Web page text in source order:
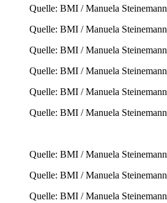
Quelle: BMI / Manuela Steinemann
Quelle: BMI / Manuela Steinemann
Quelle: BMI / Manuela Steinemann
Quelle: BMI / Manuela Steinemann
Quelle: BMI / Manuela Steinemann
Quelle: BMI / Manuela Steinemann
Quelle: BMI / Manuela Steinemann
Quelle: BMI / Manuela Steinemann
Quelle: BMI / Manuela Steinemann